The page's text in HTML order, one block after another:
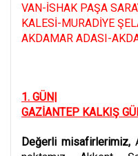
VAN-İSHAK PAŞA
KALESİ-MURADİYE
AKDAMAR ADASI-
1. GÜN|
GAZİANTEP KALKIŞ
Değerli misafirlerimiz,